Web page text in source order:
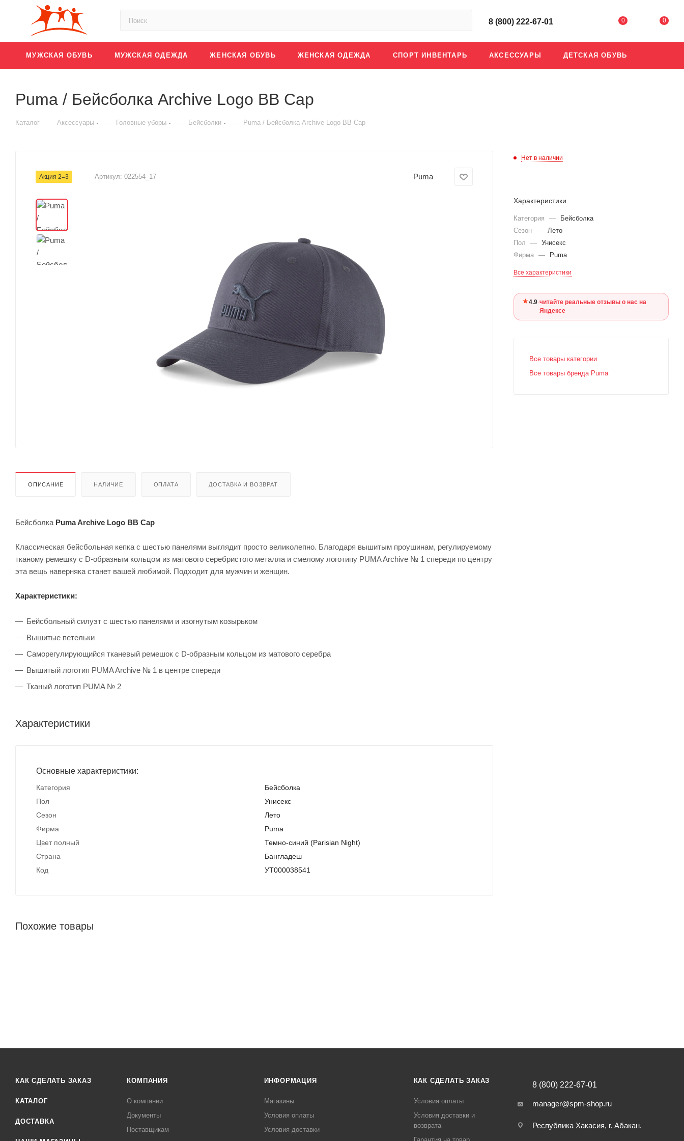
8 (800) 222-67-01 0 0
МУЖСКАЯ ОБУВЬ МУЖСКАЯ ОДЕЖДА ЖЕНСКАЯ ОБУВЬ ЖЕНСКАЯ ОДЕЖДА СПОРТ ИНВЕНТАРЬ АКСЕССУАРЫ ДЕТСКАЯ ОБУВЬ
Puma / Бейсболка Archive Logo BB Cap
Каталог — Аксессуары — Головные уборы — Бейсболки — Puma / Бейсболка Archive Logo BB Cap
Акция 2=3 Артикул: 022554_17 Puma
ОПИСАНИЕ НАЛИЧИЕ ОПЛАТА ДОСТАВКА И ВОЗВРАТ
Бейсболка Puma Archive Logo BB Cap
Классическая бейсбольная кепка с шестью панелями выглядит просто великолепно. Благодаря вышитым проушинам, регулируемому
тканому ремешку с D-образным кольцом из матового серебристого металла и смелому логотипу PUMA Archive № 1 спереди по центру
эта вещь наверняка станет вашей любимой. Подходит для мужчин и женщин.
Характеристики:
Бейсбольный силуэт с шестью панелями и изогнутым козырьком
Вышитые петельки
Саморегулирующийся тканевый ремешок с D-образным кольцом из матового серебра
Вышитый логотип PUMA Archive № 1 в центре спереди
Тканый логотип PUMA № 2
Характеристики
Основные характеристики:
Категория
Бейсболка
Пол
Унисекс
Сезон
Лето
Фирма
Puma
Цвет полный
Темно-синий (Parisian Night)
Страна
Бангладеш
Код
УТ000038541
Похожие товары
Нет в наличии
Характеристики
Категория —
Бейсболка
Сезон —
Лето
Пол
— Унисекс
Фирма — Puma
Все характеристики
★4.9·читайте реальные отзывы о нас на
Яндексе
Все товары категории
Все товары бренда Puma
КАК СДЕЛАТЬ ЗАКАЗ
КАТАЛОГ
ДОСТАВКА
КОМПАНИЯ
О компании
Документы
Поставщикам
ИНФОРМАЦИЯ
Магазины
Условия оплаты
Условия доставки
КАК СДЕЛАТЬ ЗАКАЗ
Условия оплаты
Условия доставки и
возврата
8 (800) 222-67-01
manager@spm-shop.ru
Республика Хакасия, г. Абакан.